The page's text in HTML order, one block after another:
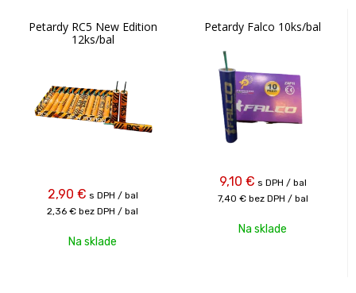
Petardy RC5 New Edition
12ks/bal
2,90 € s DPH / bal
2,36 € bez DPH / bal
Na sklade
Petardy Falco 10ks/bal
9,10 € s DPH / bal
7,40 € bez DPH / bal
Na sklade